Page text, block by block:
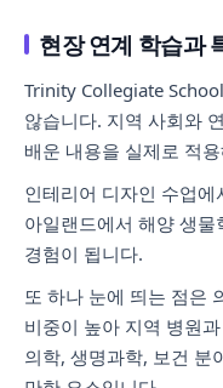
현장 연계 학습과
Trinity Collegiate
않습니다. 지역 사회와
배운 내용을 실제로 적
인테리어 디자인 수업
아일랜드에서 해양 생
경험이 됩니다.
또 하나 눈에 띄는 점은
비중이 높아 지역 병원
의학, 생명과학, 보건 분